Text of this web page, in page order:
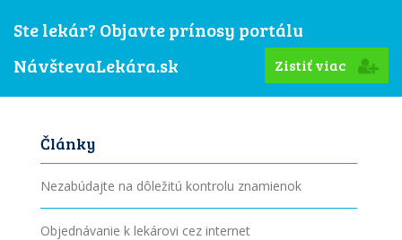
Ste lekár? Objavte prínosy portálu
NávštevaLekára.sk
Zistiť viac
Články
Nezabúdajte na dôležitú kontrolu znamienok
Objednávanie k lekárovi cez internet